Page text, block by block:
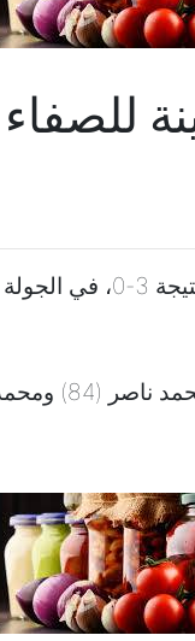
للصفاء
البلدي.